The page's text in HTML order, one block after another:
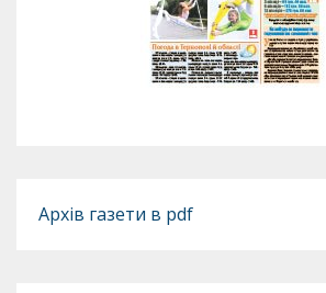
Архів газети в pdf